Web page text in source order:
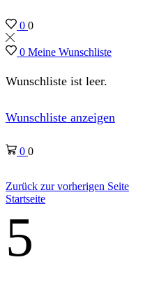
0 0
0 Meine Wunschliste
Wunschliste ist leer.
Wunschliste anzeigen
0 0
Zurück zur vorherigen Seite
Startseite
5